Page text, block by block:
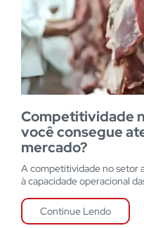
Competitividade
você consegue
mercado?
A competitividade no setor
à capacidade operacional
Continue Lendo